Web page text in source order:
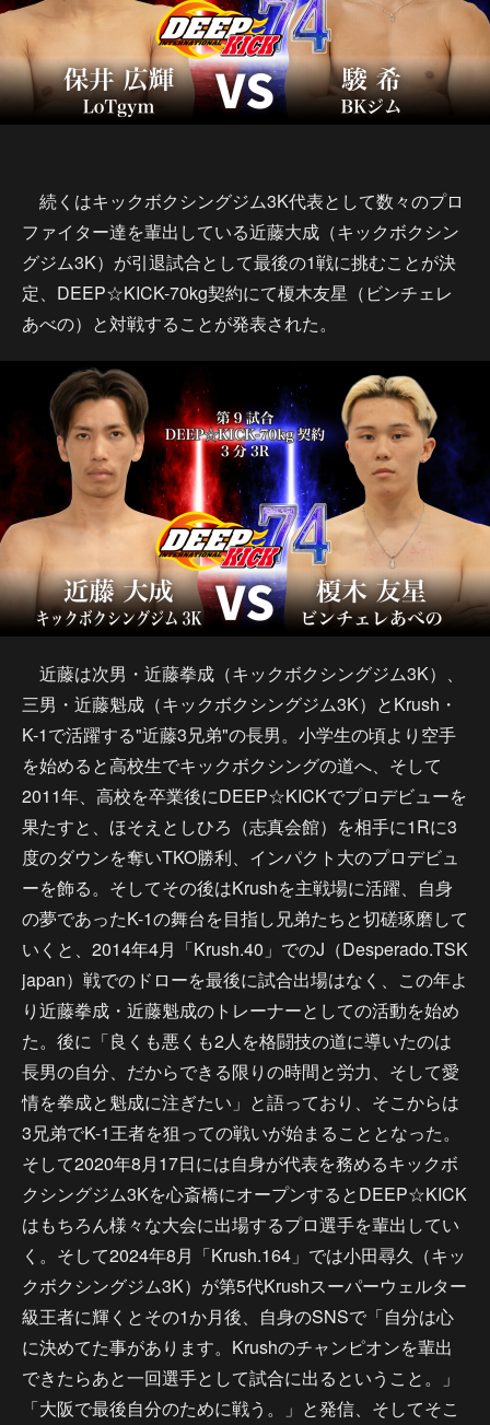
続くはキックボクシングジム3K代表として数々のプロ
ファイター達を輩出している近藤大成（キックボクシン
グジム3K）が引退試合として最後の1戦に挑むことが決
定、DEEP☆KICK-70kg契約にて榎木友星（ビンチェレ
あべの）と対戦することが発表された。
近藤は次男・近藤拳成（キックボクシングジム3K）、
三男・近藤魁成（キックボクシングジム3K）とKrush・
K-1で活躍する"近藤3兄弟"の長男。小学生の頃より空手
を始めると高校生でキックボクシングの道へ、そして
2011年、高校を卒業後にDEEP☆KICKでプロデビューを
果たすと、ほそえとしひろ（志真会館）を相手に1Rに3
度のダウンを奪いTKO勝利、インパクト大のプロデビュ
ーを飾る。そしてその後はKrushを主戦場に活躍、自身
の夢であったK-1の舞台を目指し兄弟たちと切磋琢磨して
いくと、2014年4月「Krush.40」でのJ（Desperado.TSK
japan）戦でのドローを最後に試合出場はなく、この年よ
り近藤拳成・近藤魁成のトレーナーとしての活動を始め
た。後に「良くも悪くも2人を格闘技の道に導いたのは
長男の自分、だからできる限りの時間と労力、そして愛
情を拳成と魁成に注ぎたい」と語っており、そこからは
3兄弟でK-1王者を狙っての戦いが始まることとなった。
そして2020年8月17日には自身が代表を務めるキックボ
クシングジム3Kを心斎橋にオープンするとDEEP☆KICK
はもちろん様々な大会に出場するプロ選手を輩出してい
く。そして2024年8月「Krush.164」では小田尋久（キッ
クボクシングジム3K）が第5代Krushスーパーウェルター
級王者に輝くとその1か月後、自身のSNSで「自分は心
に決めてた事があります。Krushのチャンピオンを輩出
できたらあと一回選手として試合に出るということ。」
「大阪で最後自分のために戦う。」と発信、そしてそこ